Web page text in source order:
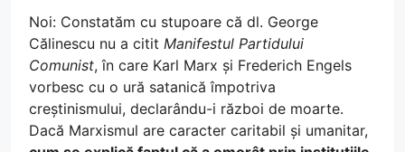
Noi: Constatăm cu stupoare că dl. George
Călinescu nu a citit Manifestul Partidului
Comunist, în care Karl Marx și Frederich Engels
vorbesc cu o ură satanică împotriva
creștinismului, declarându-i război de moarte.
Dacă Marxismul are caracter caritabil și umanitar,